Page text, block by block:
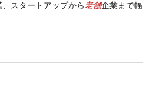
スタートアップから老舗企業まで幅